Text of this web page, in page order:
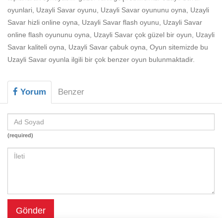
Komik
Macera
Mario
Spor
Yemek
oyunlari, Uzayli Savar oyunu, Uzayli Savar oyununu oyna, Uzayli
Savar hizli online oyna, Uzayli Savar flash oyunu, Uzayli Savar
online flash oyununu oyna, Uzayli Savar çok güzel bir oyun, Uzayli
Savar kaliteli oyna, Uzayli Savar çabuk oyna, Oyun sitemizde bu
Uzayli Savar oyunla ilgili bir çok benzer oyun bulunmaktadir.
Yorum Benzer
(required)
Gönder